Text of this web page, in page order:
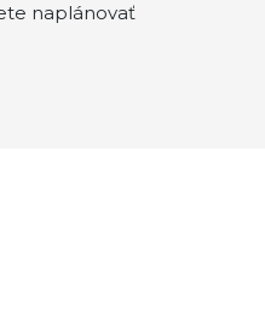
naplánovať